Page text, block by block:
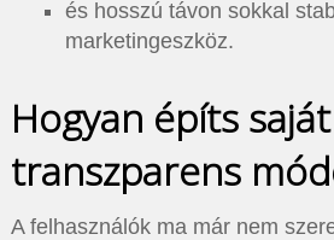
és hosszú távon sokkal
marketingeszköz.
Hogyan építs
transzparens
A felhasználók ma már nem